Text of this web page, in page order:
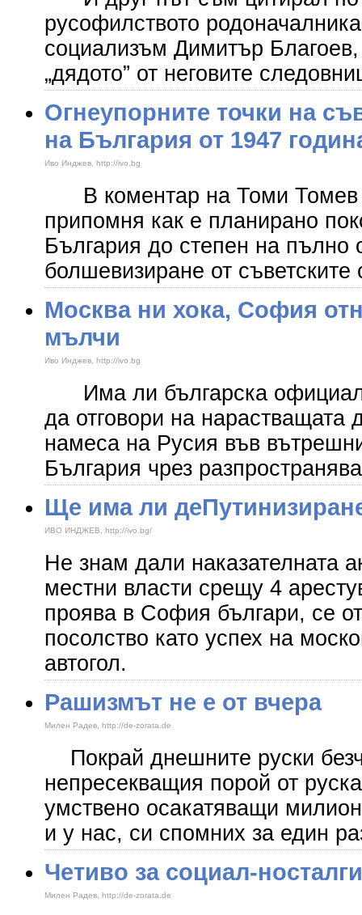
русофилството
социализъм Димитър
„дядото” от неговите
Огнеупорните точки на
на България от 1947
Иво Инджев, http://ivo.bg
В коментар на Томи Томев
припомня как е планирано
България до степен на пълно
болшевизиране от съветските
Москва ни хока, София
мълчи
Иво Инджев, http://ivo.bg
Има ли българска
да отговори на нарастващата
намеса на Русия във
България чрез
​Ще има ли
ИВО ИНДЖЕВ, http://ivo.bg/
Не знам дали наказателната
местни власти срещу 4
проява в София българи, се
посолство като успех на
автогол.
Рашизмът не е от вчера
Милен Радев, http://de-zorata.de
Покрай днешните руски
непресекващия порой от
умствено осакатяващи
и у нас, си спомних за един
Четиво за социал-
Милен Радев, http://de-zorata.de